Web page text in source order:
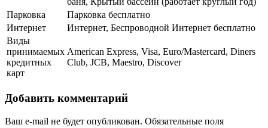
Парковка
Парковка бесплатно
Интернет
Интернет, Беспроводной Интернет бесплатно
Виды
принимаемых
кредитных
карт
American Express, Visa, Euro/Mastercard, Diners
Club, JCB, Maestro, Discover
Добавить комментарий
Ваш e-mail не будет опубликован. Обязательные поля